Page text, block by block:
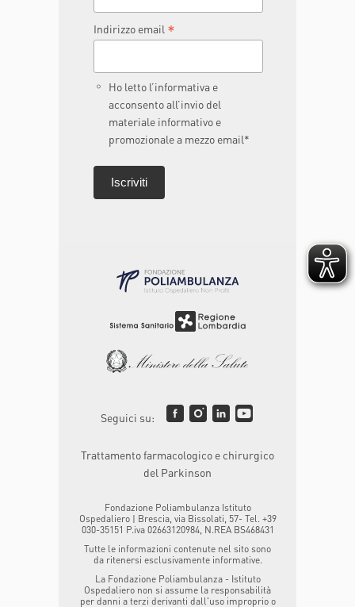
Indirizzo email *
Ho letto l’informativa e
acconsento all’invio del
materiale informativo e
promozionale a mezzo email*
Seguici su:
Trattamento farmacologico e chirurgico
del Parkinson
Fondazione Poliambulanza Istituto
Ospedaliero | Brescia, via Bissolati, 57- Tel. +39
030-35151 P.iva 02663120984, N.REA BS468431
Tutte le informazioni contenute nel sito sono
da ritenersi esclusivamente informative.
La Fondazione Poliambulanza - Istituto
Ospedaliero non si assume la responsabilità
per danni a terzi derivanti dall'uso improprio o